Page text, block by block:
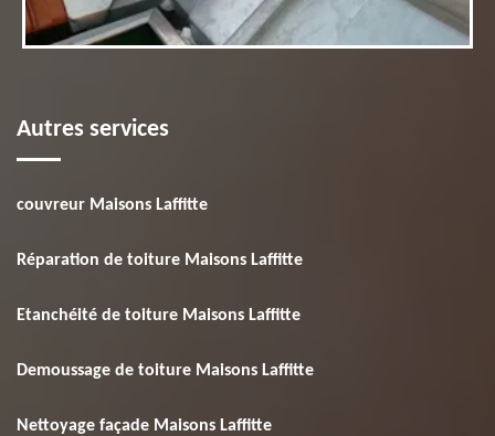
Autres services
couvreur Maisons Laffitte
Réparation de toiture Maisons Laffitte
Etanchéité de toiture Maisons Laffitte
Demoussage de toiture Maisons Laffitte
Nettoyage façade Maisons Laffitte